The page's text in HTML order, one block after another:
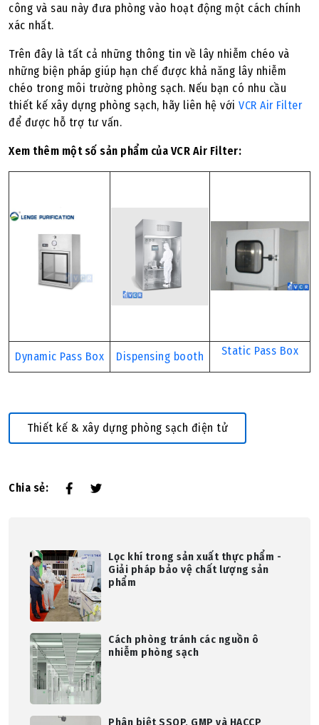
công và sau này đưa phòng vào hoạt động một cách chính
xác nhất.
Trên đây là tất cả những thông tin về lây nhiễm chéo và
những biện pháp giúp hạn chế được khả năng lây nhiễm
chéo trong môi trường phòng sạch. Nếu bạn có nhu cầu
thiết kế xây dựng phòng sạch, hãy liên hệ với VCR Air Filter
để được hỗ trợ tư vấn.
Xem thêm một số sản phẩm của VCR Air Filter:
Dynamic Pass Box Dispensing booth Static Pass Box
Thiết kế & xây dựng phòng sạch điện tử
Chia sẻ:
Lọc khí trong sản xuất thực phẩm -
Giải pháp bảo vệ chất lượng sản
phẩm
Cách phòng tránh các nguồn ô
nhiễm phòng sạch
Phân biệt SSOP, GMP và HACCP